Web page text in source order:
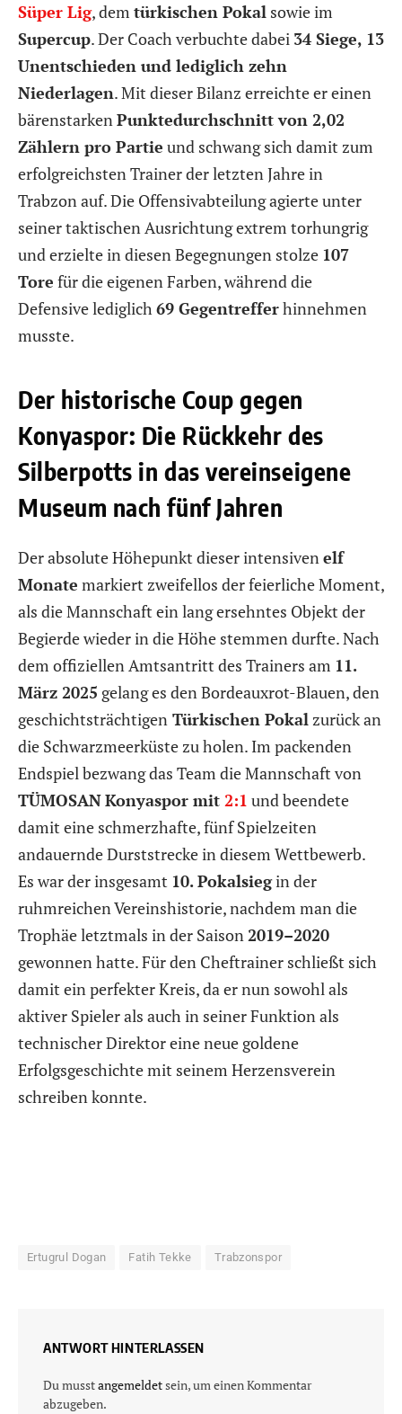
Süper Lig, dem türkischen Pokal sowie im
Supercup. Der Coach verbuchte dabei 34 Siege, 13
Unentschieden und lediglich zehn
Niederlagen. Mit dieser Bilanz erreichte er einen
bärenstarkenPunktedurchschnitt von 2,02
Zählern pro Partie und schwang sich damit zum
erfolgreichsten Trainer der letzten Jahre in
Trabzon auf. Die Offensivabteilung agierte unter
seiner taktischen Ausrichtung extrem torhungrig
und erzielte in diesen Begegnungen stolze 107
Tore für die eigenen Farben, während die
Defensive lediglich69 Gegentrefferhinnehmen
musste.
Der historische Coup gegen
Konyaspor: Die Rückkehr des
Silberpotts in das vereinseigene
Museum nach fünf Jahren
Der absolute Höhepunkt dieser intensiven elf
Monate markiert zweifellos der feierliche Moment,
als die Mannschaft ein lang ersehntes Objekt der
Begierde wieder in die Höhe stemmen durfte. Nach
dem offiziellen Amtsantritt des Trainers am 11.
März 2025 gelang es den Bordeauxrot-Blauen, den
geschichtsträchtigen Türkischen Pokal zurück an
die Schwarzmeerküste zu holen. Im packenden
Endspiel bezwang das Team die Mannschaft von
TÜMOSANKonyaspor mit 2:1 und beendete
damit eine schmerzhafte, fünf Spielzeiten
andauernde Durststrecke in diesem Wettbewerb.
Es war der insgesamt 10. Pokalsiegin der
ruhmreichen Vereinshistorie, nachdem man die
Trophäe letztmals in der Saison 2019–2020
gewonnen hatte. Für den Cheftrainer schließt sich
damit ein perfekter Kreis, da er nun sowohl als
aktiver Spieler als auch in seiner Funktion als
technischer Direktor eine neue goldene
Erfolgsgeschichte mit seinem Herzensverein
schreiben konnte.
Ertugrul Dogan Fatih Tekke Trabzonspor
ANTWORT HINTERLASSEN
Du musstangemeldetsein, um einen Kommentar
abzugeben.